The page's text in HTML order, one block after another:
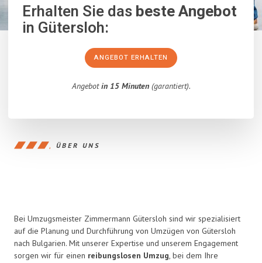
Erhalten Sie dasbeste Angebot
in Gütersloh:
ANGEBOT ERHALTEN
Angebotin 15 Minuten(garantiert).
ÜBER UNS
Bei Umzugsmeister Zimmermann Gütersloh sind wir spezialisiert
auf die Planung und Durchführung von Umzügen von Gütersloh
nach Bulgarien. Mit unserer Expertise und unserem Engagement
sorgen wir für einen reibungslosen Umzug, bei dem Ihre